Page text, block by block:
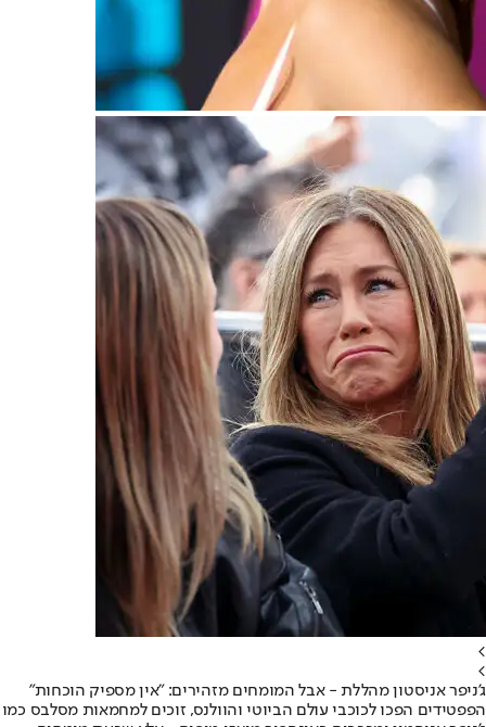
>
>
ג'ניפר אניסטון מהללת - אבל המומחים מזהירים: "אין מספיק הוכחות"
הפפטידים הפכו לכוכבי עולם הביוטי והוולנס, זוכים למחמאות מסלבס כמו